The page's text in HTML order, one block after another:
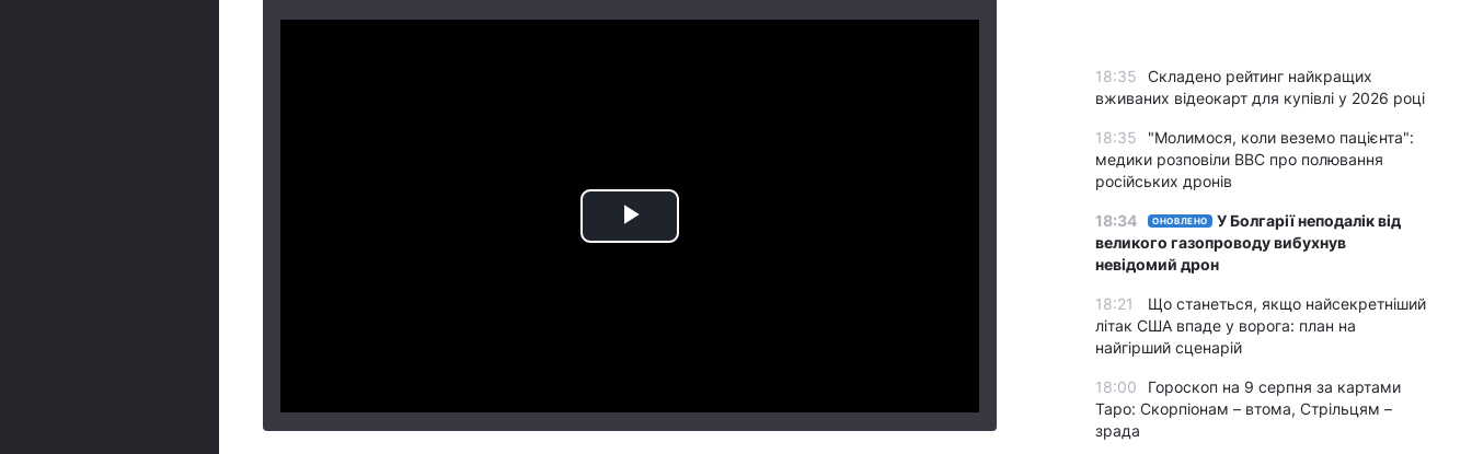
Play
18:35
Складено рейтинг найкращих
вживаних відеокарт для купівлі у 2026 році
18:35
"Молимося, коли веземо пацієнта":
медики розповіли BBC про полювання
російських дронів
18:34 ОНОВЛЕНО
У Болгарії неподалік від
великого газопроводу вибухнув
невідомий дрон
18:21
Що станеться, якщо найсекретніший
літак США впаде у ворога: план на
найгірший сценарій
18:00
Гороскоп на 9 серпня за картами
Таро: Скорпіонам – втома, Стрільцям –
зрада